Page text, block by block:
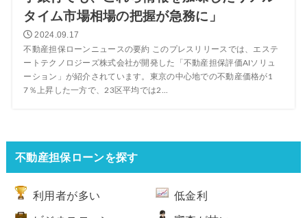
タイム市場相場の把握が急務に」
2024.09.17
不動産担保ローンニュースの要約 このプレスリリースでは、エステ
ートテクノロジーズ株式会社が開発した「不動産担保評価AIソリュ
ーション」が紹介されています。東京の中心地での不動産価格が1
7％上昇した一方で、23区平均では2...
不動産担保ローンを探す
利用者が多い 低金利